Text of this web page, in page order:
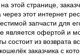
этой странице,
этот интернет
запчасти для
является офертой и
состоит из возврата
заказчика с